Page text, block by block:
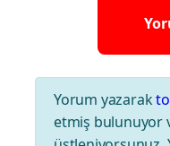
Yorum yazarak
etmiş bulunuyor